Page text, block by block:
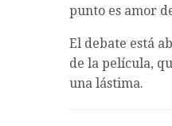
punto es amor
El debate está
de la película,
una lástima.